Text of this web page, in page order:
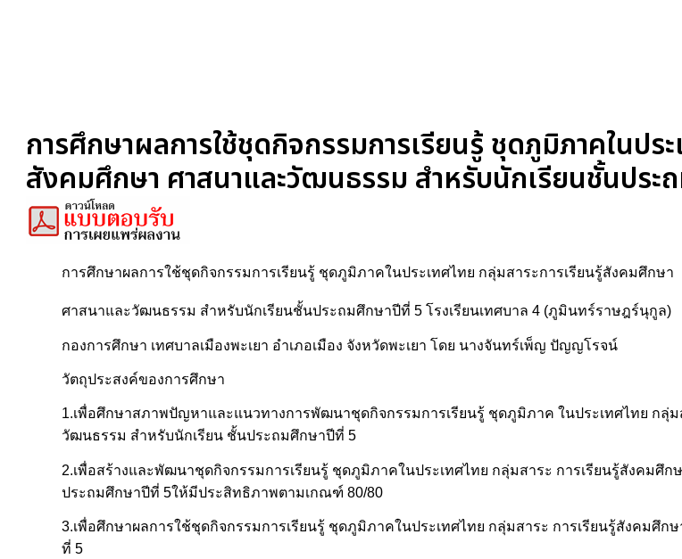
การศึกษาผลการใช้ชุดกิจกรรมการเรียนรู้ ชุดภูมิภาคในปร
สังคมศึกษา ศาสนาและวัฒนธรรม สำหรับนักเรียนชั้นประ
การศึกษาผลการใช้ชุดกิจกรรมการเรียนรู้ ชุดภูมิภาคในประเทศไทย กลุ่มสาระการเรียนรู้สังคมศึกษา
ศาสนาและวัฒนธรรม สำหรับนักเรียนชั้นประถมศึกษาปีที่ 5 โรงเรียนเทศบาล 4 (ภูมินทร์ราษฎร์นุกูล)
กองการศึกษา เทศบาลเมืองพะเยา อำเภอเมือง จังหวัดพะเยา โดย นางจันทร์เพ็ญ ปัญญโรจน์
วัตถุประสงค์ของการศึกษา
1.เพื่อศึกษาสภาพปัญหาและแนวทางการพัฒนาชุดกิจกรรมการเรียนรู้ ชุดภูมิภาค ในประเทศไทย กลุ่
วัฒนธรรม สำหรับนักเรียน ชั้นประถมศึกษาปีที่ 5
2.เพื่อสร้างและพัฒนาชุดกิจกรรมการเรียนรู้ ชุดภูมิภาคในประเทศไทย กลุ่มสาระ การเรียนรู้สังคมศึ
ประถมศึกษาปีที่ 5ให้มีประสิทธิภาพตามเกณฑ์ 80/80
3.เพื่อศึกษาผลการใช้ชุดกิจกรรมการเรียนรู้ ชุดภูมิภาคในประเทศไทย กลุ่มสาระ การเรียนรู้สังคมศึ
ที่ 5